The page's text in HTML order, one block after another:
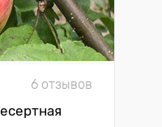
6 отзывов